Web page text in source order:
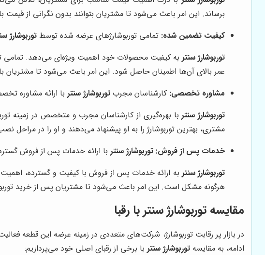
برساند. این امر باعث می‌شود تا مشتریان بتوانند بدون نگرانی از قیمت
کیفیت تضمین شده: تمامی توربوشارژهای عرضه شده توسطتوربوشارژ
توربوشارژ سنتر به کیفیت محصولات خود اهمیت ویژه‌ای می‌دهد. تمامی
عمر بالای آن‌ها اطمینان حاصل شود. این امر باعث می‌شود تا مشتریان
مشاوره تخصصی: کارشناسان مجرب توربوشارژ سنتر با ارائه مشاوره
توربوشارژ سنتر با بهره‌گیری از کارشناسان مجرب و متخصص در زمینه
مشتری، بهترین توربوشارژ را به او پیشنهاد می‌دهند و او را در مراحل
خدمات پس از فروش: توربوشارژ سنتر با ارائه خدمات پس از فروش
توربوشارژ سنتر به ارائه خدمات پس از فروش با کیفیت و گسترده،
هرگونه مشکل است. این امر باعث می‌شود تا مشتریان پس از خرید
مقایسه توربوشارژ سنتر با رقبا
در بازار پر رقابت توربوشارژ، شرکت‌های متعددی در زمینه عرضه این قطعه
ادامه، به مقایسه توربوشارژ سنتر با برخی از رقبای اصلی خود می‌پردازیم: